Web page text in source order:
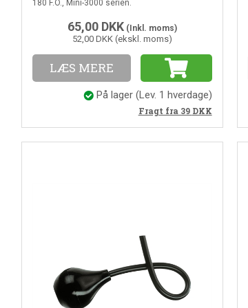
180 F.O., Mini-3000 serien.
65,00 DKK(Inkl. moms)
52,00 DKK (ekskl. moms)
LÆS MERE
På lager (Lev. 1 hverdage)
Fragt fra 39 DKK